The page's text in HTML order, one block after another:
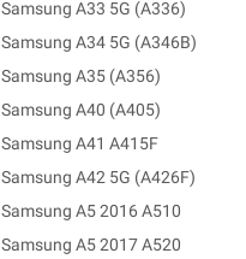
Samsung A33 5G (A336)
Samsung A34 5G (A346B)
Samsung A35 (A356)
Samsung A40 (A405)
Samsung A41 A415F
Samsung A42 5G (A426F)
Samsung A5 2016 A510
Samsung A5 2017 A520